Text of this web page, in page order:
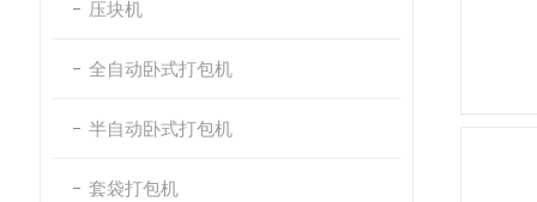
压块机
全自动卧式打包机
半自动卧式打包机
套袋打包机